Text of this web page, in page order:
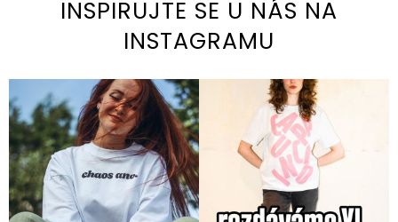
INSPIRUJTE SE U NÁS NA
INSTAGRAMU